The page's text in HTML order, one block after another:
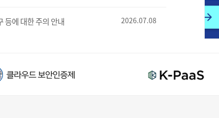
등에 대한 주의 안내 2026.07.08